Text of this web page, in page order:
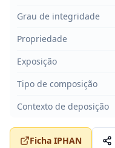
Grau de integridade
Propriedade
Exposição
Tipo de composição
Contexto de deposição
Ficha IPHAN